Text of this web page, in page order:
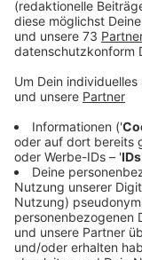
Betreiber.
Veröffentlicht:
Anzeige
Sanitäre
Anzeige